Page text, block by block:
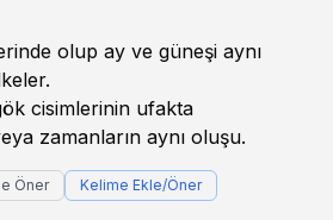
olup ay ve güneşi aynı
cisimlerinin ufakta
zamanların aynı oluşu.
Öner Kelime Ekle/Öner